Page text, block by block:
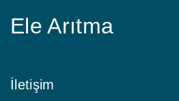
Ele Arıtma
İletişim